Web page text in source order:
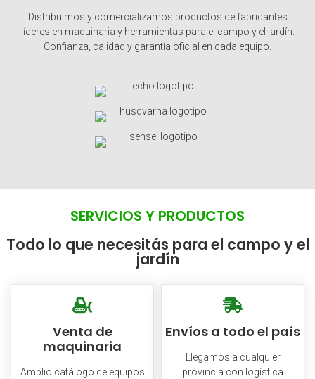
Distribuimos y comercializamos productos de fabricantes
líderes en maquinaria y herramientas para el campo y el jardín.
Confianza, calidad y garantía oficial en cada equipo.
SERVICIOS Y PRODUCTOS
Todo lo que necesitás para el campo y el
jardín
Venta de
maquinaria
Amplio catálogo de equipos
Envíos a todo el país
Llegamos a cualquier
provincia con logística